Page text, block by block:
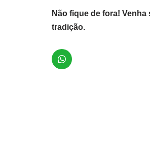
Não fique de fora!
tradição.